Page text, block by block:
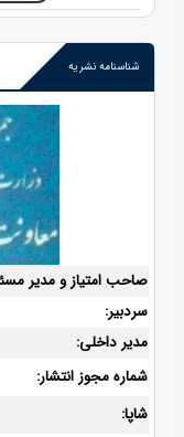
شناسنامه نشریه
صاحب امتیاز و مدیر
سردبیر:
مدیر داخلی:
شماره مجوز انتشار:
شاپا: